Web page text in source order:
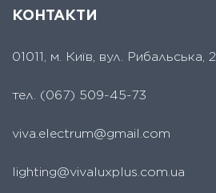
КОНТАКТИ
01011, м. Київ, вул. Рибальська, 2
тел. (067) 509-45-73
viva.electrum@gmail.com
lighting@vivaluxplus.com.ua